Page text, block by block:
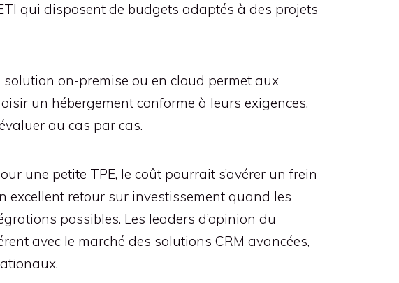
qui disposent de budgets adaptés à des projets
solution on-premise ou en cloud permet aux
un hébergement conforme à leurs exigences.
au cas par cas.
une petite TPE, le coût pourrait s’avérer un frein
excellent retour sur investissement quand les
possibles. Les leaders d’opinion du
avec le marché des solutions CRM avancées,